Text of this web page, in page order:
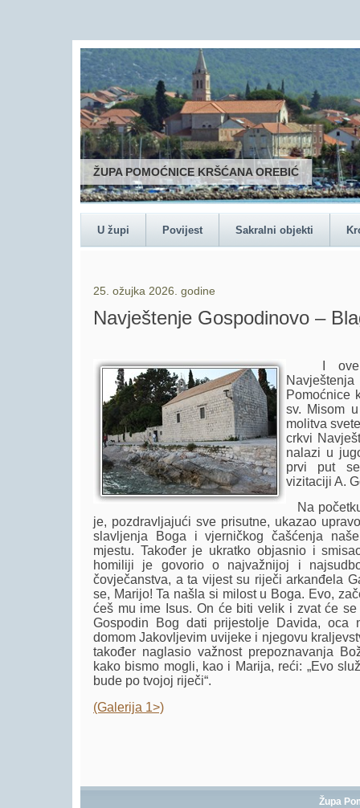
ŽUPA POMOĆNICE KRŠĆANA OREBIĆ
U župi Povijest Sakralni objekti
25. ožujka 2026. godine
Navještenje Gospodinovo –
I ove
Pomoćnice
sv. Misom
molitva
crkvi
nalazi u
prvi put
vizitaciji A.
Na
je, pozdravljajući sve prisutne, ukazao
slavljenja Boga i vjerničkog čašćenja
mjestu. Također je ukratko objasnio i
homiliji je govorio o najvažnijoj i
čovječanstva, a ta vijest su riječi arkanđela
se, Marijo! Ta našla si milost u Boga. Evo,
ćeš mu ime Isus. On će biti velik i zvat će
Gospodin Bog dati prijestolje Davida, oca
domom Jakovljevim uvijeke i njegovu
također naglasio važnost prepoznavanja
kako bismo mogli, kao i Marija, reći: „Evo
bude po tvojoj riječi“.
(Galerija 1>)
Župa